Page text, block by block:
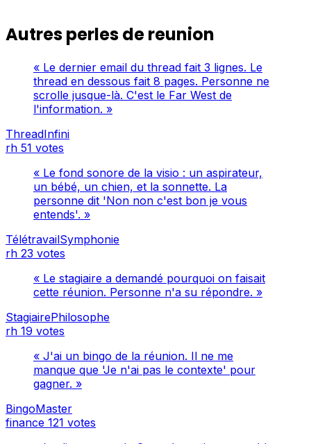
Autres perles de reunion
« Le dernier email du thread fait 3 lignes. Le
thread en dessous fait 8 pages. Personne ne
scrolle jusque-là. C'est le Far West de
l'information. »
ThreadInfini
rh 51 votes
« Le fond sonore de la visio : un aspirateur,
un bébé, un chien, et la sonnette. La
personne dit 'Non non c'est bon je vous
entends'. »
TélétravailSymphonie
rh 23 votes
« Le stagiaire a demandé pourquoi on faisait
cette réunion. Personne n'a su répondre. »
StagiairePhilosophe
rh 19 votes
« J'ai un bingo de la réunion. Il ne me
manque que 'Je n'ai pas le contexte' pour
gagner. »
BingoMaster
finance 121 votes